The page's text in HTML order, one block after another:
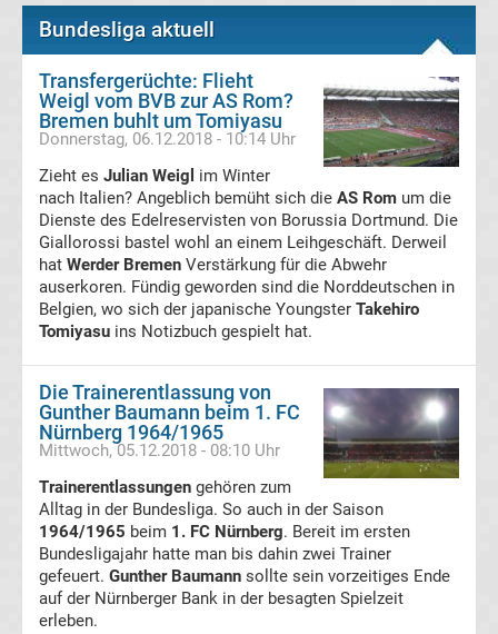
Fußball
Youth
League
Fußball
Fußball
EM
Frauenfußball
Amateurfußball
Bundesliga aktuell
Transfergerüchte: Flieht
Weigl vom BVB zur AS Rom?
Bremen buhlt um Tomiyasu
Donnerstag, 06.12.2018 - 10:14 Uhr
Zieht es Julian Weigl im Winter
nach Italien? Angeblich bemüht sich die AS Rom um die
Dienste des Edelreservisten von Borussia Dortmund. Die
Giallorossi bastel wohl an einem Leihgeschäft. Derweil
hat Werder Bremen Verstärkung für die Abwehr
auserkoren. Fündig geworden sind die Norddeutschen in
Belgien, wo sich der japanische Youngster Takehiro
Tomiyasu ins Notizbuch gespielt hat.
Die Trainerentlassung von
Gunther Baumann beim 1. FC
Nürnberg 1964/1965
Mittwoch, 05.12.2018 - 08:10 Uhr
Trainerentlassungen gehören zum
Alltag in der Bundesliga. So auch in der Saison
1964/1965 beim 1. FC Nürnberg. Bereit im ersten
Bundesligajahr hatte man bis dahin zwei Trainer
gefeuert. Gunther Baumann sollte sein vorzeitiges Ende
auf der Nürnberger Bank in der besagten Spielzeit
erleben.